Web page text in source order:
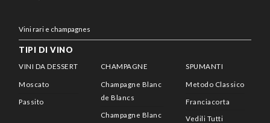
Vini rari e champagnes
TIPI DI VINO
VINI DA DESSERT
Moscato
Passito
CHAMPAGNE
Champagne Blanc
de Blancs
Champagne Blanc
SPUMANTI
Metodo Classico
Franciacorta
Vedili Tutti